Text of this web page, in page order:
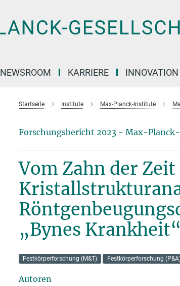
NEWSROOM KARRIERE INNOVATION
Startseite Institute Max-Planck-Institute
Forschungsbericht 2023 - Max-
Vom Zahn der
„Bynes
Festkörperforschung (M&T) Festkörperforschung
Autoren